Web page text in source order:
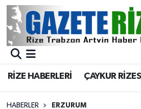
RİZE HABERLERİ ÇAYKUR
HABERLER ERZURUM
BÖLGEMİZ
Asayiş
Merkez Nöbetçi Eczaneler
Merkez Trafik Yoğunluk